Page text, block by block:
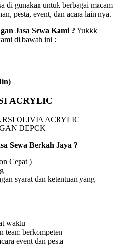
di gunakan untuk berbagai macam
pesta, event, dan acara lain nya.
Jasa Sewa Kami ? Yukkk
di bawah ini :
ACRYLIC
Sewa Berkah Jaya ?
Cepat )
syarat dan ketentuan yang
waktu
team berkompeten
event dan pesta